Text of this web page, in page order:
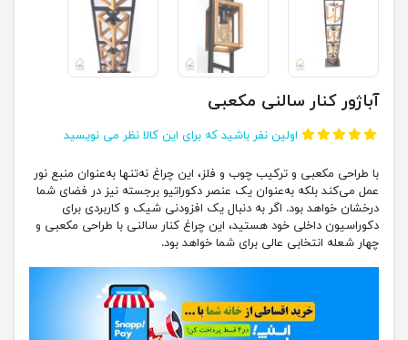
آباژور کنار سالنی مکعبی
اولین نفر باشید که برای این کالا نظر می نویسید
با طراحی مکعبی و ترکیب چوب و فلز، این چراغ نه‌تنها به‌عنوان منبع نور
عمل می‌کند بلکه به‌عنوان یک عنصر دکوراتیو برجسته نیز در فضای شما
درخشان خواهد بود. اگر به دنبال یک افزودنی شیک و کاربردی برای
دکوراسیون داخلی خود هستید، این چراغ کنار سالنی با طراحی مکعبی و
چهار شعله انتخابی عالی برای شما خواهد بود.